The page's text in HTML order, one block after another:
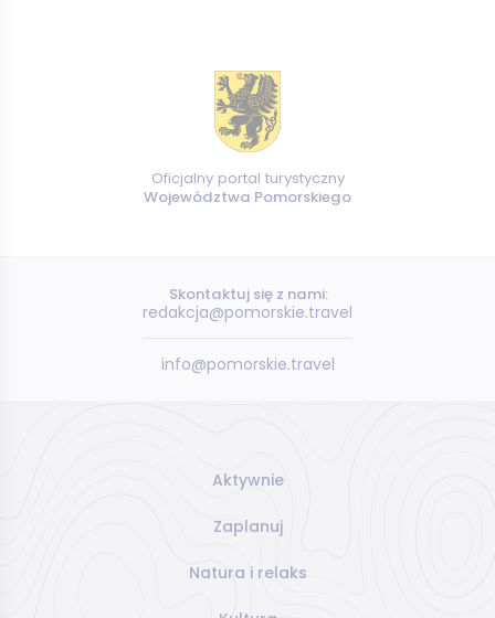
Oficjalny portal turystyczny
Województwa Pomorskiego
Skontaktuj się z nami:
redakcja@pomorskie.travel
info@pomorskie.travel
Aktywnie
Zaplanuj
Natura i relaks